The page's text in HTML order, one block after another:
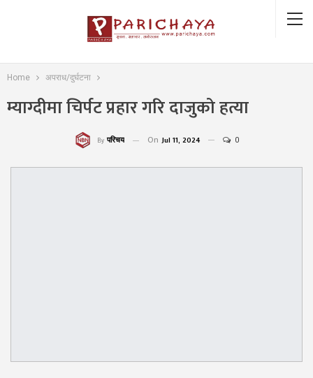
Home अपराध/दुर्घटना
म्याग्दीमा चिर्पट प्रहार गरि दाजुको हत्या
By परिचय On Jul 11, 2024 0